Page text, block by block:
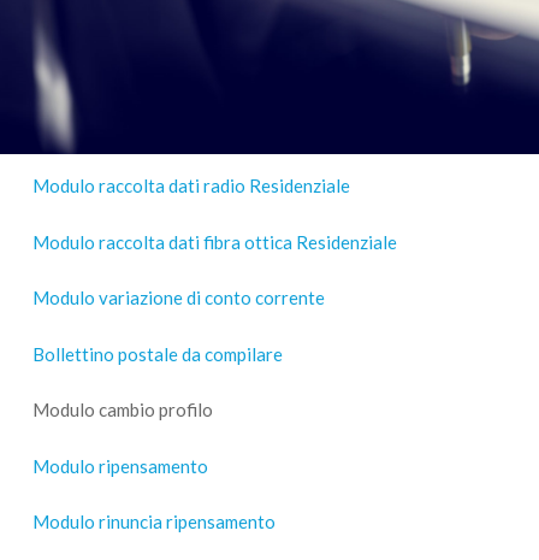
Modulo raccolta dati radio Residenziale
Modulo raccolta dati fibra ottica Residenziale
Modulo variazione di conto corrente
Bollettino postale da compilare
Modulo cambio profilo
Modulo ripensamento
Modulo rinuncia ripensamento